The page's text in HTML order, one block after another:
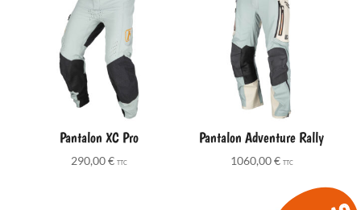
Pantalon XC Pro
290,00€ TTC
Pantalon Adventure Rally
1060,00€ TTC